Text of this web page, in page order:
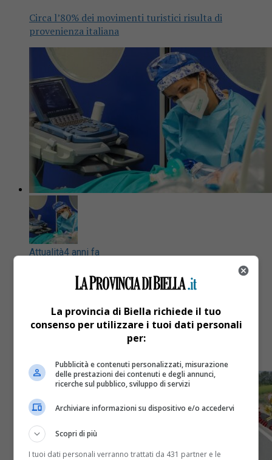
Circa l’80% dei movimenti turistici risulta di
provenienza italiana
Attualità4 anni fa
Covid Piemonte: tasso di positività al
19,8%, ricoveri in crescita, due
decessi
La provincia di Biella richiede il tuo
consenso per utilizzare i tuoi dati personali
per:
Pubblicità e contenuti personalizzati, misurazione
delle prestazioni dei contenuti e degli annunci,
ricerche sul pubblico, sviluppo di servizi
Archiviare informazioni su dispositivo e/o accedervi
Scopri di più
I tuoi dati personali verranno trattati da 431 partner e le